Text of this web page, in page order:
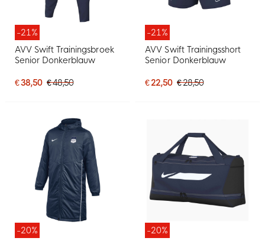
-21%
AVV Swift Trainingsbroek
Senior Donkerblauw
€ 38,50 € 48,50
-21%
AVV Swift Trainingsshort
Senior Donkerblauw
€ 22,50 € 28,50
-20%
-20%